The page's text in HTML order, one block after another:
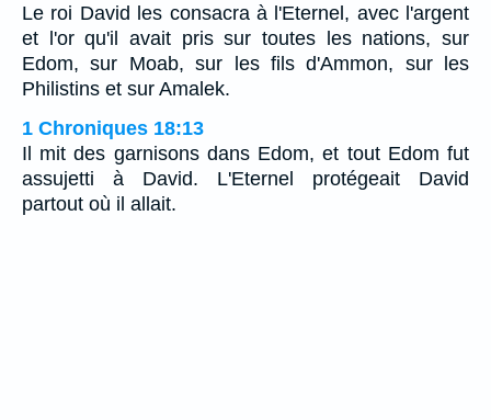
Le roi David les consacra à l'Eternel, avec l'argent
et l'or qu'il avait pris sur toutes les nations, sur
Edom, sur Moab, sur les fils d'Ammon, sur les
Philistins et sur Amalek.
1 Chroniques 18:13
Il mit des garnisons dans Edom, et tout Edom fut
assujetti à David. L'Eternel protégeait David
partout où il allait.